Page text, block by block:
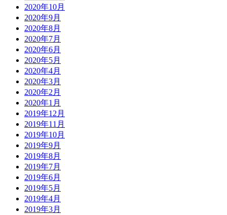
2020年10月
2020年9月
2020年8月
2020年7月
2020年6月
2020年5月
2020年4月
2020年3月
2020年2月
2020年1月
2019年12月
2019年11月
2019年10月
2019年9月
2019年8月
2019年7月
2019年6月
2019年5月
2019年4月
2019年3月